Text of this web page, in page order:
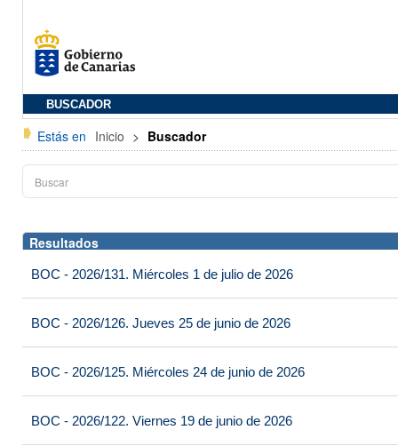
BUSCADOR
Estás en Inicio > Buscador
Resultados
BOC - 2026/131. Miércoles 1 de julio de 2026
BOC - 2026/126. Jueves 25 de junio de 2026
BOC - 2026/125. Miércoles 24 de junio de 2026
BOC - 2026/122. Viernes 19 de junio de 2026